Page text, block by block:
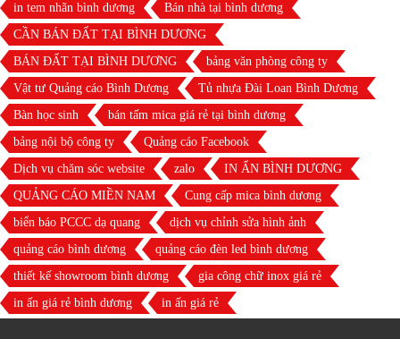
in tem nhãn bình dương
Bán nhà tại bình dương
CẦN BÁN ĐẤT TẠI BÌNH DƯƠNG
BÁN ĐẤT TẠI BÌNH DƯƠNG
bảng văn phòng công ty
Vật tư Quảng cáo Bình Dương
Tủ nhựa Đài Loan Bình Dương
Bàn học sinh
bán tấm mica giá rẻ tại bình dương
bảng nội bộ công ty
Quảng cáo Facebook
Dịch vụ chăm sóc website
zalo
IN ẤN BÌNH DƯƠNG
QUẢNG CÁO MIỀN NAM
Cung cấp mica bình dương
biển báo PCCC dạ quang
dịch vụ chỉnh sửa hình ảnh
quảng cáo bình dương
quảng cáo đèn led bình dương
thiết kế showroom bình dương
gia công chữ inox giá rẻ
in ấn giá rẻ bình dương
in ấn giá rẻ